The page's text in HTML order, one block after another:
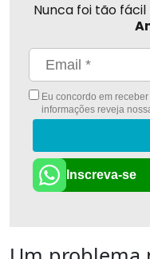
Nunca foi tão
Eu concordo em
informações reveja
Inscreva-se